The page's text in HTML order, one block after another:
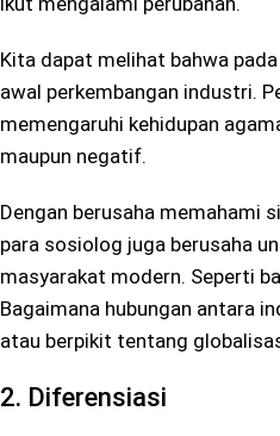
Kita dapat melihat bahwa
awal perkembangan industri.
memengaruhi kehidupan
maupun negatif.
Dengan berusaha memahami
para sosiolog juga berusaha
masyarakat modern. Seperti
Bagaimana hubungan antara
atau berpikit tentang
2. Diferensiasi